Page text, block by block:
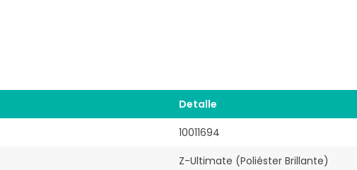
Detalle
10011694
Z-Ultimate (Poliéster Brillante)